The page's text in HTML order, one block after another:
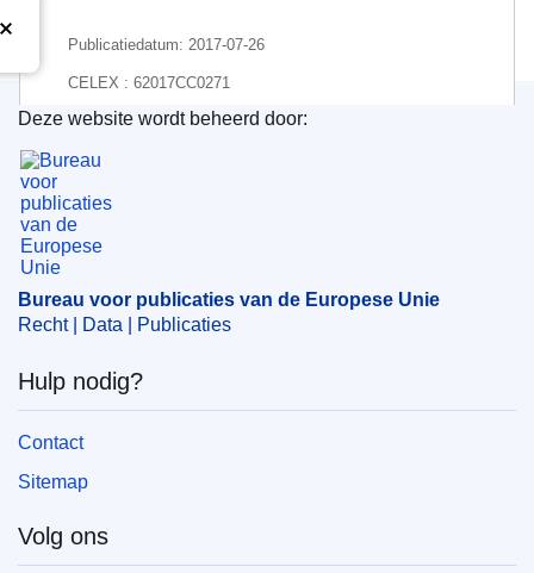
Publicatiedatum: 2017-07-26
CELEX : 62017CC0271
ECLI : ECLI:EU:C:2017:612
Bureau voor publicaties van de Europese Unie
Deze website wordt beheerd door:
Bureau voor publicaties van de Europese Unie
Recht | Data | Publicaties
Hulp nodig?
Contact
Sitemap
Volg ons